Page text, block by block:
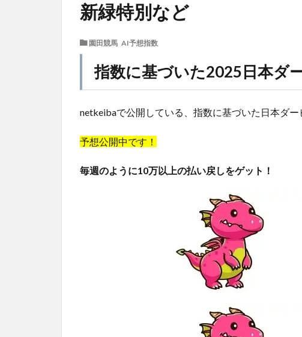
新緑特別など
園田競馬 AI予想指数
指数に基づいた2025日本ダ
netkeibaで公開している、指数に基づいた日本ダー
予想公開中です！
毎週のように10万以上の払い戻しをゲット！